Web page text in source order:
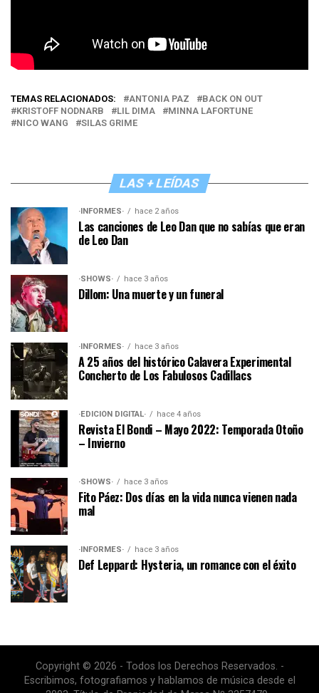
TEMAS RELACIONADOS: ANTONIA PAZ
BACK ON OUT
KRISTOFF NODNARB
LIL DIMA
MINNA LAFORTUNE
NICO WANG
SILAS GRIME
LAS + LEÍDAS
·INFORMES· hace 2 años
Las canciones de Leo Dan que no sabías que eran
de Leo Dan
·SHOWS· hace 3 años
Dillom: Una muerte y un funeral
·INFORMES· hace 3 años
A 25 años del histórico Calavera Experimental
Concherto de Los Fabulosos Cadillacs
·EDICIÓN DIGITAL· hace 4 años
Revista El Bondi – Mayo 2022: Temporada Otoño
– Invierno
·SHOWS· hace 3 años
Fito Páez: Dos días en la vida nunca vienen nada
mal
·INFORMES· hace 3 años
Def Leppard: Hysteria, un romance con el éxito
Copyright © 2026 - Todos los Derechos Reservados. -
Escribimos, fotografiamos y hablamos de música desde el